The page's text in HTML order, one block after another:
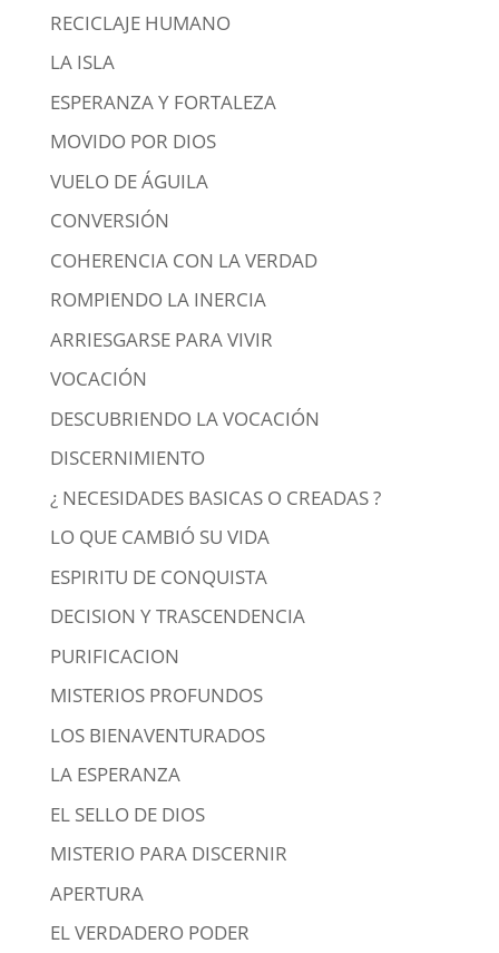
RECICLAJE HUMANO
LA ISLA
ESPERANZA Y FORTALEZA
MOVIDO POR DIOS
VUELO DE ÁGUILA
CONVERSIÓN
COHERENCIA CON LA VERDAD
ROMPIENDO LA INERCIA
ARRIESGARSE PARA VIVIR
VOCACIÓN
DESCUBRIENDO LA VOCACIÓN
DISCERNIMIENTO
¿ NECESIDADES BASICAS O CREADAS ?
LO QUE CAMBIÓ SU VIDA
ESPIRITU DE CONQUISTA
DECISION Y TRASCENDENCIA
PURIFICACION
MISTERIOS PROFUNDOS
LOS BIENAVENTURADOS
LA ESPERANZA
EL SELLO DE DIOS
MISTERIO PARA DISCERNIR
APERTURA
EL VERDADERO PODER